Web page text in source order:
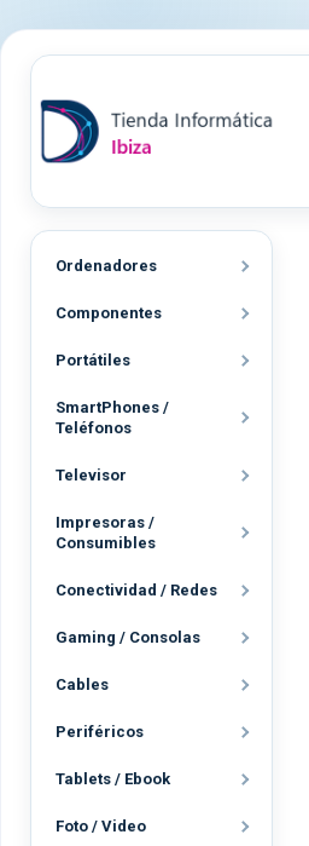
Ordenadores
Componentes
Portátiles
SmartPhones /
Teléfonos
Televisor
Impresoras /
Consumibles
Conectividad / Redes
Gaming / Consolas
Cables
Periféricos
Tablets / Ebook
Foto / Video